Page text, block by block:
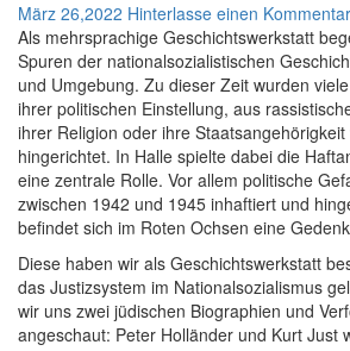
März 26,2022 Hinterlasse einen Kommentar
Als mehrsprachige Geschichtswerkstatt
Spuren der nationalsozialistischen
und Umgebung. Zu dieser Zeit wurden
ihrer politischen Einstellung, aus
ihrer Religion oder ihre
hingerichtet. In Halle spielte dabei die
eine zentrale Rolle. Vor allem politische
zwischen 1942 und 1945 inhaftiert und
befindet sich im Roten Ochsen eine
Diese haben wir als Geschichtswerkstatt
das Justizsystem im Nationalsozialismus
wir uns zwei jüdischen Biographien und
angeschaut: Peter Holländer und Kurt Just